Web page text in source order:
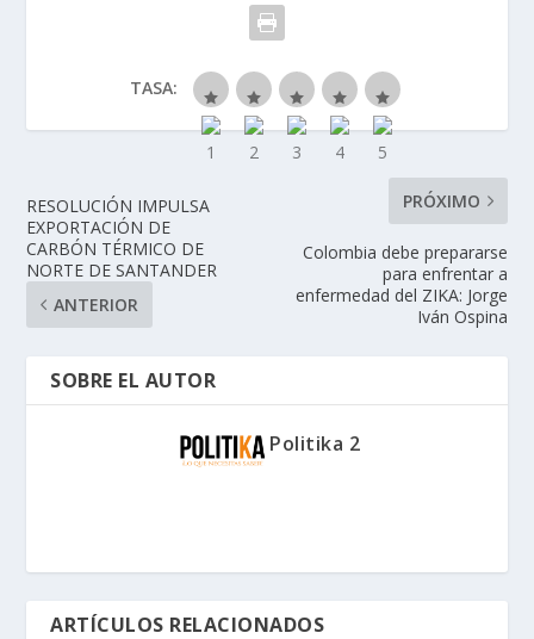
TASA:
RESOLUCIÓN IMPULSA
EXPORTACIÓN DE
CARBÓN TÉRMICO DE
NORTE DE SANTANDER
ANTERIOR
PRÓXIMO
Colombia debe prepararse
para enfrentar a
enfermedad del ZIKA: Jorge
Iván Ospina
SOBRE EL AUTOR
Politika 2
ARTÍCULOS RELACIONADOS